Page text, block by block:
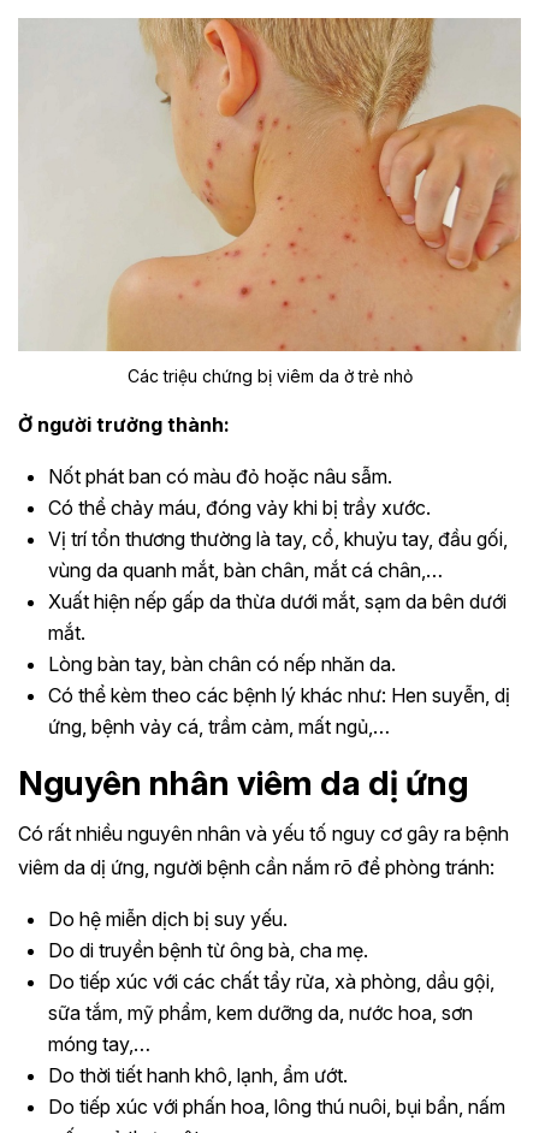
Các triệu chứng bị viêm da ở trẻ nhỏ
Ở người trưởng thành:
Nốt phát ban có màu đỏ hoặc nâu sẫm.
Có thể chảy máu, đóng vảy khi bị trầy xước.
Vị trí tổn thương thường là tay, cổ, khuỷu tay, đầu gối,
vùng da quanh mắt, bàn chân, mắt cá chân,…
Xuất hiện nếp gấp da thừa dưới mắt, sạm da bên dưới
mắt.
Lòng bàn tay, bàn chân có nếp nhăn da.
Có thể kèm theo các bệnh lý khác như: Hen suyễn, dị
ứng, bệnh vảy cá, trầm cảm, mất ngủ,…
Nguyên nhân viêm da dị ứng
Có rất nhiều nguyên nhân và yếu tố nguy cơ gây ra bệnh
viêm da dị ứng, người bệnh cần nắm rõ để phòng tránh:
Do hệ miễn dịch bị suy yếu.
Do di truyền bệnh từ ông bà, cha mẹ.
Do tiếp xúc với các chất tẩy rửa, xà phòng, dầu gội,
sữa tắm, mỹ phẩm, kem dưỡng da, nước hoa, sơn
móng tay,…
Do thời tiết hanh khô, lạnh, ẩm ướt.
Do tiếp xúc với phấn hoa, lông thú nuôi, bụi bẩn, nấm